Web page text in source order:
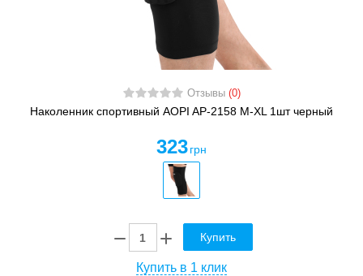
Отзывы (0)
Наколенник спортивный AOPI AP-2158 M-XL 1шт черный
323 грн
Купить
Купить в 1 клик